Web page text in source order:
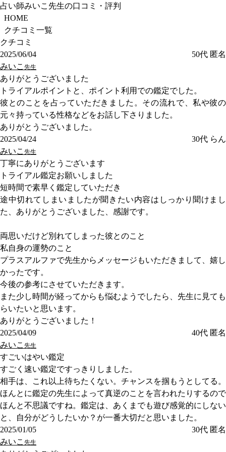
占い師みいこ先生の口コミ・評判
HOME
クチコミ一覧
クチコミ
2025/06/04
50代 匿名
みいこ 先生
ありがとうございました
トライアルポイントと、ポイント利用での鑑定でした。
彼とのことを占っていただきました。その流れで、私や彼の
元々持っている性格などをお話し下さりました。
ありがとうございました。
2025/04/24
30代 らん
みいこ 先生
丁寧にありがとうございます
トライアル鑑定お願いしました
短時間で素早く鑑定していただき
途中切れてしまいましたが聞きたい内容はしっかり聞けまし
た、ありがとうございました、感謝です。
両思いだけど別れてしまった彼とのこと
私自身の運勢のこと
プラスアルファで先生からメッセージもいただきまして、嬉し
かったです。
今後の参考にさせていただきます。
また少し時間が経ってからも悩むようでしたら、先生に見ても
らいたいと思います。
ありがとうございました！
2025/04/09
40代 匿名
みいこ 先生
すごいはやい鑑定
すごく速い鑑定ですっきりしました。
相手は、これ以上待ちたくない。チャンスを掴もうとしてる。
ほんとに鑑定の先生によって真逆のことを言われたりするので
ほんと不思議ですね。鑑定は、あくまでも遊び感覚的にしない
と、自分がどうしたいか？が一番大切だと思いました。
2025/01/05
30代 匿名
みいこ 先生